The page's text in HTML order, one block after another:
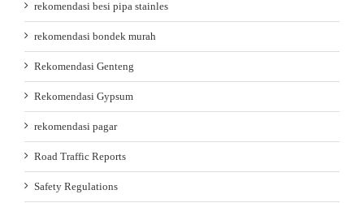
rekomendasi besi pipa stainles
rekomendasi bondek murah
Rekomendasi Genteng
Rekomendasi Gypsum
rekomendasi pagar
Road Traffic Reports
Safety Regulations